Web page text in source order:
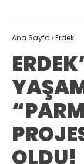
Ana Sayfa ›Erdek
OLDU!